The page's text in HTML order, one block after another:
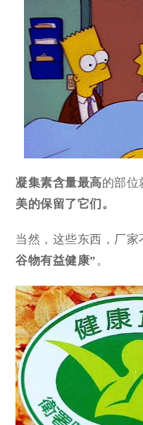
凝集素含量最高的部位
美的保留了它们。
当然，这些东西，厂
谷物有益健康”。